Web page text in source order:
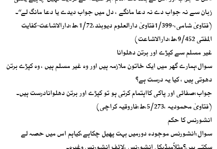
زبان سے نہ جواب دے نہ دعا مانگے ، دل میں جواب دیدے یا دعا مانگ لے‘‘۔
(فتاویٰ شامی،-1/399فتاویٰ دارالعلوم دیوبند،1/72،ط:دارالاشاعت-کفایت
المفتی 9/452،ط:دارالاشاعت)
غیر مسلم سے کپڑے اور برتن دھلوانا
سوال:ہمارے گھر میں ایک خاتون ملازمہ ہیں اور وہ غیر مسلم ہیں ، وہ کپڑے برتن
دھوتی ہیں ، کیا یہ درست ہے؟
جواب:صفائی اور پاکی کااہتمام کرتی ہو تو کپڑے اور برتن دھلوانادرست ہیں۔
(فتاویٰ محمودیہ ،5/273،ط:فاروقیہ کراچی)
انشورنس کا حکم
سوال:انشورنس موجودہ دورمیں بہت پھیل چکاہے،کیاہم اس میں حصہ لے